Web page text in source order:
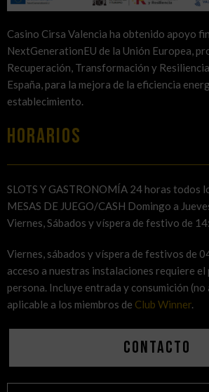
Casino Cirsa Valencia ha obtenido apoyo
NextGenerationEU de la Unión Europea,
Recuperación, Transformación y
España, para la mejora de la eficiencia
establecimiento.
HORARIOS
SLOTS Y GASTRONOMÍA 24 horas todos
MESAS DE JUEGO/CASH Domingo a
Viernes, Sábados y víspera de festivo de
Viernes, sábados y víspera de festivos de
acceso a nuestras instalaciones requiere
persona. Incluye entrada y consumición
aplicable a los miembros de Club Winner.
Contacto